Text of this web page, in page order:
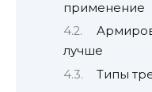
применение
лучше
Типы